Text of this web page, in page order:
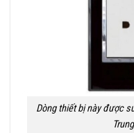
Dòng thiết bị này được